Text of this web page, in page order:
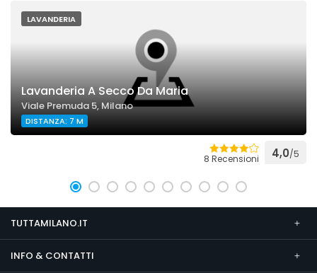
LAVANDERIA
Lavanderia A Secco Da Maria
Viale Premuda 5, Milano
DISTANZA: 7 M
8 Recensioni 4,0/5
TUTTAMILANO.IT
INFO & CONTATTI